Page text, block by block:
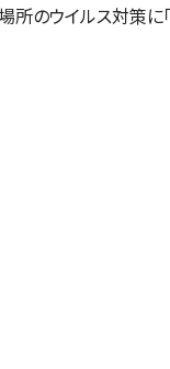
のウイルス対策に